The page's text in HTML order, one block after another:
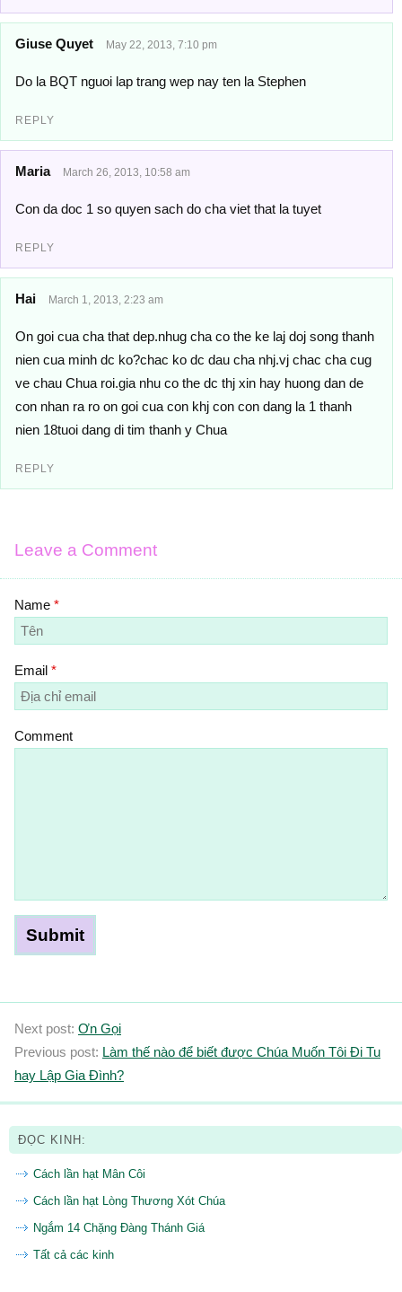
Giuse Quyet May 22, 2013, 7:10 pm
Do la BQT nguoi lap trang wep nay ten la Stephen
REPLY
Maria March 26, 2013, 10:58 am
Con da doc 1 so quyen sach do cha viet that la tuyet
REPLY
Hai March 1, 2013, 2:23 am
On goi cua cha that dep.nhug cha co the ke laj doj song thanh
nien cua minh dc ko?chac ko dc dau cha nhj.vj chac cha cug
ve chau Chua roi.gia nhu co the dc thj xin hay huong dan de
con nhan ra ro on goi cua con khj con con dang la 1 thanh
nien 18tuoi dang di tim thanh y Chua
REPLY
Leave a Comment
Name *
Email *
Comment
Next post: Ơn Gọi
Previous post: Làm thế nào để biết được Chúa Muốn Tôi Ði Tu
hay Lập Gia Ðình?
ĐỌC KINH:
Cách lần hạt Mân Côi
Cách lần hạt Lòng Thương Xót Chúa
Ngắm 14 Chặng Đàng Thánh Giá
Tất cả các kinh